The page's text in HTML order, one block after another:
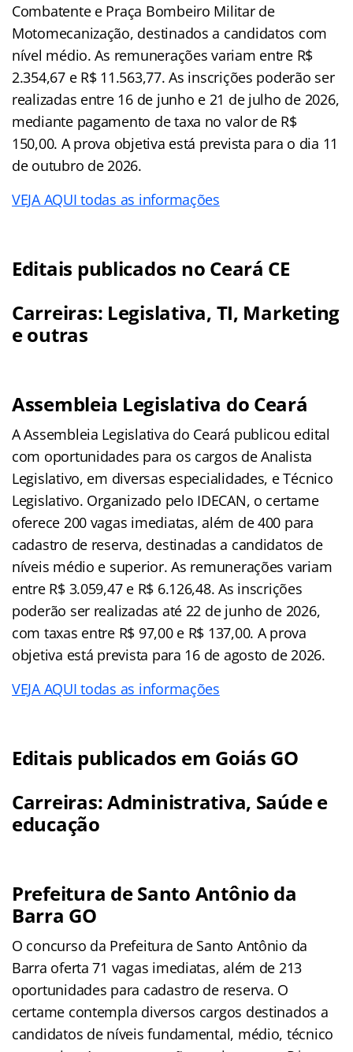
Combatente e Praça Bombeiro Militar de
Motomecanização, destinados a candidatos com
nível médio. As remunerações variam entre R$
2.354,67 e R$ 11.563,77. As inscrições poderão ser
realizadas entre 16 de junho e 21 de julho de 2026,
mediante pagamento de taxa no valor de R$
150,00. A prova objetiva está prevista para o dia 11
de outubro de 2026.
VEJA AQUI todas as informações
Editais publicados no Ceará CE
Carreiras: Legislativa, TI, Marketing
e outras
Assembleia Legislativa do Ceará
A Assembleia Legislativa do Ceará publicou edital
com oportunidades para os cargos de Analista
Legislativo, em diversas especialidades, e Técnico
Legislativo. Organizado pelo IDECAN, o certame
oferece 200 vagas imediatas, além de 400 para
cadastro de reserva, destinadas a candidatos de
níveis médio e superior. As remunerações variam
entre R$ 3.059,47 e R$ 6.126,48. As inscrições
poderão ser realizadas até 22 de junho de 2026,
com taxas entre R$ 97,00 e R$ 137,00. A prova
objetiva está prevista para 16 de agosto de 2026.
VEJA AQUI todas as informações
Editais publicados em Goiás GO
Carreiras: Administrativa, Saúde e
educação
Prefeitura de Santo Antônio da
Barra GO
O concurso da Prefeitura de Santo Antônio da
Barra oferta 71 vagas imediatas, além de 213
oportunidades para cadastro de reserva. O
certame contempla diversos cargos destinados a
candidatos de níveis fundamental, médio, técnico